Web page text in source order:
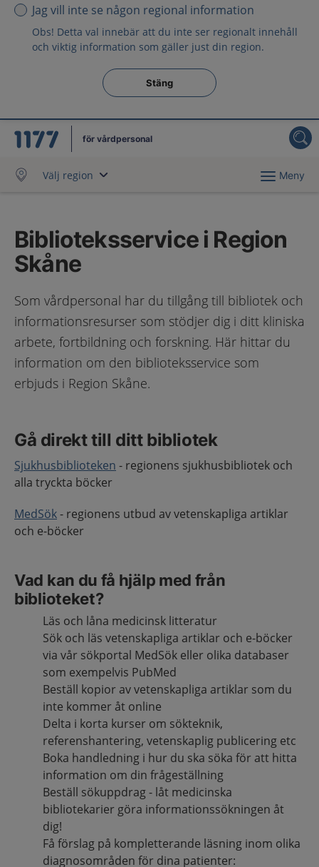
Jag vill inte se någon regional information
Obs! Detta val innebär att du inte ser regionalt innehåll
och viktig information som gäller just din region.
Stäng regionsväljaren
Stäng
för vårdpersonal
Välj region Meny
Biblioteksservice i Region
Skåne
Som vårdpersonal har du tillgång till bibliotek och
informationsresurser som stödjer dig i ditt kliniska
arbete, fortbildning och forskning. Här hittar du
information om den biblioteksservice som
erbjuds i Region Skåne.
Gå direkt till ditt bibliotek
Sjukhusbiblioteken - regionens sjukhusbibliotek och
alla tryckta böcker
MedSök- regionens utbud av vetenskapliga artiklar
och e-böcker
Vad kan du få hjälp med från
biblioteket?
Läs och låna medicinsk litteratur
Sök och läs vetenskapliga artiklar och e-böcker
via vår sökportal MedSök eller olika databaser
som exempelvis PubMed
Beställ kopior av vetenskapliga artiklar som du
inte kommer åt online
Delta i korta kurser om sökteknik,
referenshantering, vetenskaplig publicering etc
Boka handledning i hur du ska söka för att hitta
information om din frågeställning
Beställ sökuppdrag - låt medicinska
bibliotekarier göra informationssökningen åt
dig!
Få förslag på kompletterande läsning inom olika
diagnosområden för dina patienter: